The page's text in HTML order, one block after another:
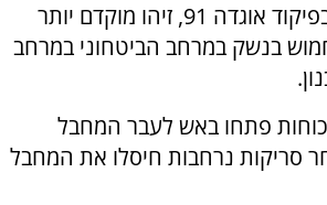
כוחות חטיבה 551 בפיקוד אוגדה 91, זיהו מוקדם יותר
בנשק במרחב הביטחוני במרחב
פתחו באש לעבר המחבל
סריקות נרחבות חיסלו את המחבל